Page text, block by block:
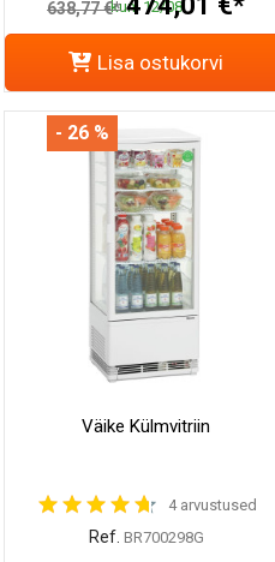
kuni 12/08
638,77 €*
Lisa ostukorvi
Väike Külmvitriin
4 arvustused
Ref. BR700298G
- 26 %